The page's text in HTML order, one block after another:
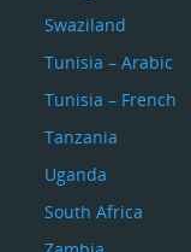
Swaziland
Tunisia – Arabic
Tunisia – French
Tanzania
Uganda
South Africa